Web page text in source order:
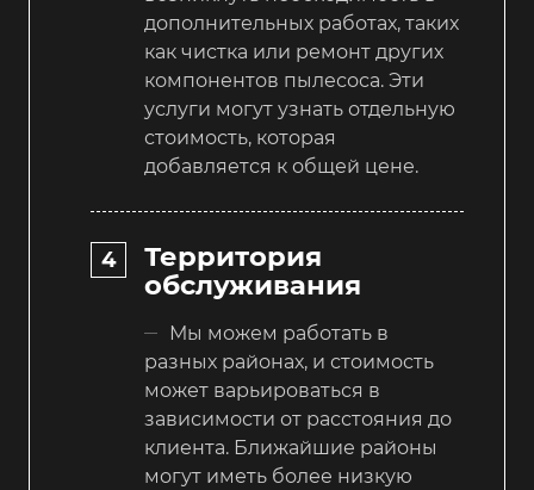
дополнительных работах, таких
как чистка или ремонт других
компонентов пылесоса. Эти
услуги могут узнать отдельную
стоимость, которая
добавляется к общей цене.
Территория
обслуживания
Мы можем работать в
разных районах, и стоимость
может варьироваться в
зависимости от расстояния до
клиента. Ближайшие районы
могут иметь более низкую